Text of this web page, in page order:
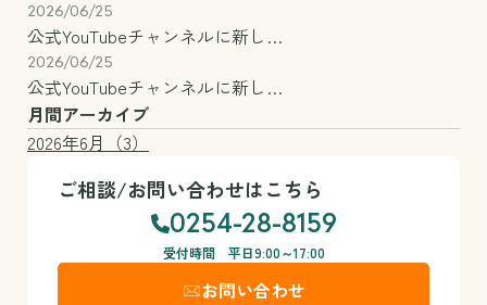
2026/06/25
公式YouTubeチャンネルに新し…
2026/06/25
公式YouTubeチャンネルに新し…
月間アーカイブ
2026年6月（3）
ご相談/お問い合わせはこちら
0254-28-8159
受付時間 平日9:00～17:00
お問い合わせ